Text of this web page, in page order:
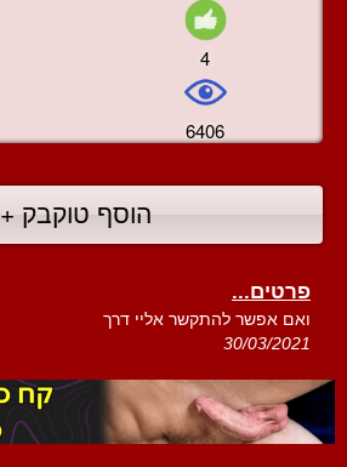
4
6406
הוסף טוקבק +
פרטים...
ואם אפשר להתקשר אליי דרך
30/03/2021